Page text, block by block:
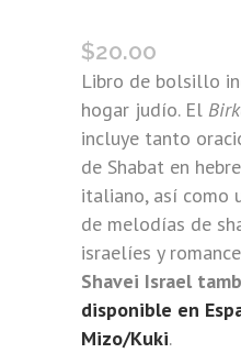
$20.00
Libro de bolsillo
hogar judío. El
incluye tanto
de Shabat en
italiano, así como
de melodías de
israelíes y
Shavei Israel
disponible en
Mizo/Kuki.